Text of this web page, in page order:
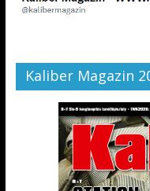
Kaliber Magazin